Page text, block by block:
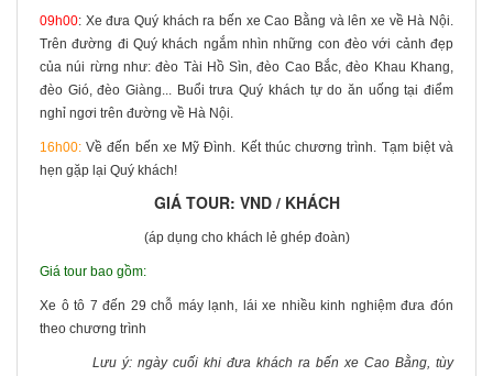
09h00: Xe đưa Quý khách ra bến xe Cao Bằng và lên xe về Hà Nội.
Trên đường đi Quý khách ngắm nhìn những con đèo với cảnh đẹp
của núi rừng như: đèo Tài Hồ Sìn, đèo Cao Bắc, đèo Khau Khang,
đèo Gió, đèo Giàng... Buổi trưa Quý khách tự do ăn uống tại điểm
nghỉ ngơi trên đường về Hà Nội.
16h00: Về đến bến xe Mỹ Đình. Kết thúc chương trình. Tạm biệt và
hẹn gặp lại Quý khách!
GIÁ TOUR: VND / KHÁCH
(áp dụng cho khách lẻ ghép đoàn)
Giá tour bao gồm:
Xe ô tô 7 đến 29 chỗ máy lạnh, lái xe nhiều kinh nghiệm đưa đón
theo chương trình
Lưu ý: ngày cuối khi đưa khách ra bến xe Cao Bằng, tùy